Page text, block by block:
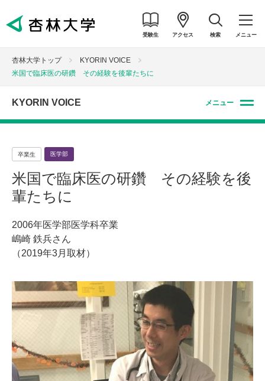
受験生 アクセス 検索 メニュー
杏林大学トップ
KYORIN VOICE
米国で臨床医の研鑽 その経験を後輩たちに
KYORIN VOICE メニュー
卒業生 医学部
米国で臨床医の研鑽 その経験を後
輩たちに
2006年医学部医学科卒業
嶋崎 鉄兵さん
（2019年3月取材）